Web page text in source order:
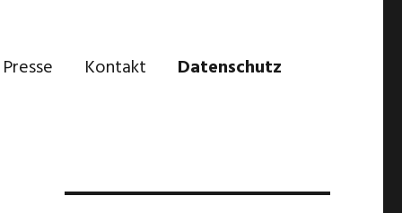
Presse Kontakt Datenschutz